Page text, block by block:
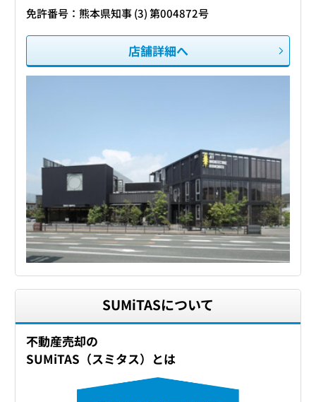
免許番号：熊本県知事 (3) 第004872号
店舗詳細へ
SUMiTASについて
不動産売却の
SUMiTAS（スミタス）とは